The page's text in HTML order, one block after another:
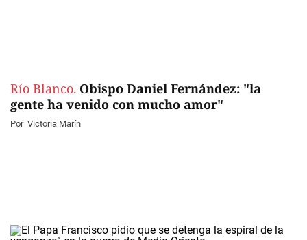
Río Blanco. Obispo Daniel Fernández: "la
gente ha venido con mucho amor"
Por Victoria Marín